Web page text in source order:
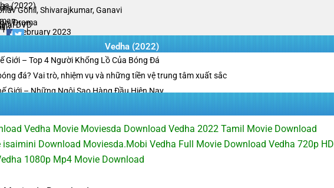
(2022)
Gohil, Shivarajkumar, Ganavi
Drama
DVD
10 February 2023
Vedha (2022)
Giới – Top 4 Người Khổng Lồ Của Bóng Đá
đá? Vai trò, nhiệm vụ và những tiền vệ trung tâm xuất sắc
Giới – Những Ngôi Sao Hàng Đầu Hiện Nay
Vedha Movie Moviesda Download Vedha 2022 Tamil Movie Download
Download Moviesda.Mobi Vedha Full Movie Download Vedha 720p HD
1080p Mp4 Movie Download